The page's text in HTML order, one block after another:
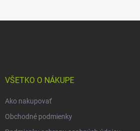
VŠETKO O NÁKUPE
Ako nakupovať
Obchodné podmienky